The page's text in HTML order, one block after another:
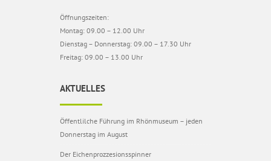
Öffnungszeiten:
Montag: 09.00 – 12.00 Uhr
Dienstag – Donnerstag: 09.00 – 17.30 Uhr
Freitag: 09.00 – 13.00 Uhr
AKTUELLES
Öffentlilche Führung im Rhönmuseum – jeden
Donnerstag im August
Der Eichenprozzesionsspinner